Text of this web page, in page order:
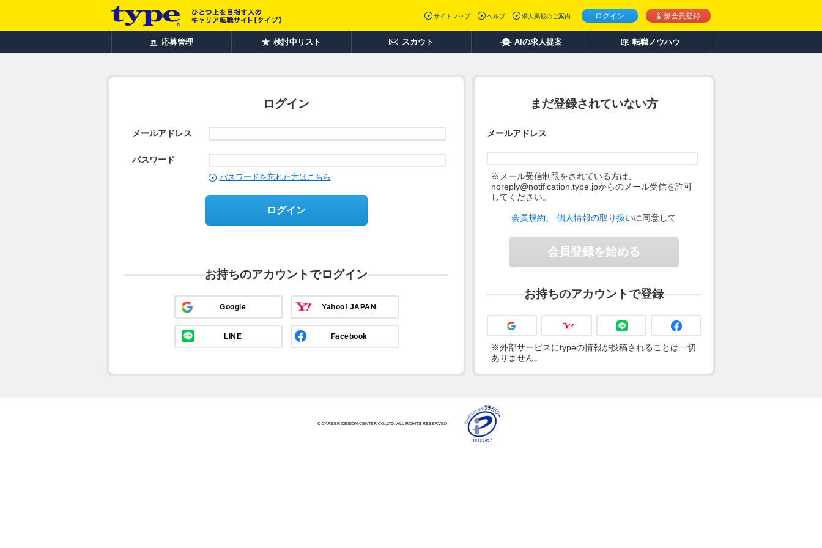
ログイン 新規会員登録
サイトマップ ヘルプ 求人掲載のご案内
応募管理 検討中リスト スカウト AIの求人提案 転職ノウハウ
ログイン
メールアドレス
パスワード
パスワードを忘れた方はこちら
ログイン
お持ちのアカウントでログイン
Google Yahoo! JAPAN
LINE Facebook
まだ登録されていない方
メールアドレス
※メール受信制限をされている方は、
noreply@notification.type.jpからのメール受信を許可
してください。
会員規約 個人情報の取り扱いに同意して
会員登録を始める
お持ちのアカウントで登録
※外部サービスにtypeの情報が投稿されることは一切
ありません。
© CAREER DESIGN CENTER CO.,LTD. ALL RIGHTS RESERVED